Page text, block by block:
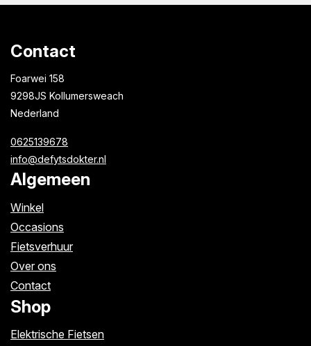
Contact
Foarwei 158
9298JS Kollumersweach
Nederland
0625139678
info@defytsdokter.nl
Algemeen
Winkel
Occasions
Fietsverhuur
Over ons
Contact
Shop
Elektrische Fietsen